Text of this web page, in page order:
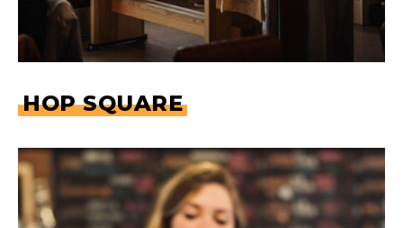
HOP SQUARE